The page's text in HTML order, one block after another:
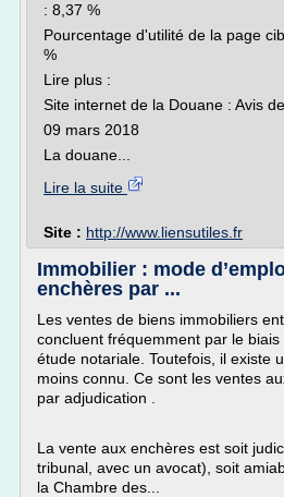
: 8,37 %
Pourcentage d'utilité de la page
%
Lire plus :
Site internet de la Douane : Avis
09 mars 2018
La douane...
Lire la suite
Site : http://www.liensutiles.fr
Immobilier : mode
enchères par ...
Les ventes de biens immobiliers
concluent fréquemment par le
étude notariale. Toutefois, il existe
moins connu. Ce sont les ventes
par adjudication .
La vente aux enchères est soit
tribunal, avec un avocat), soit
la Chambre des...